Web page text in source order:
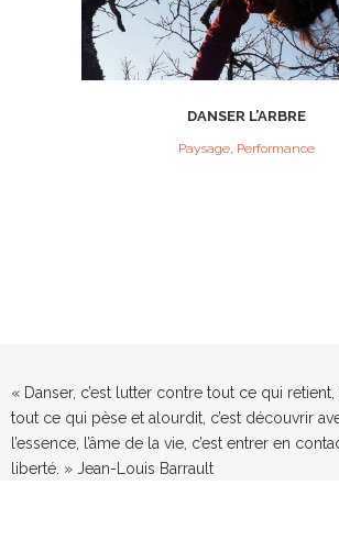
DANSER L’ARBRE
Paysage, Performance
« Danser, c’est lutter contre tout ce qui
tout ce qui pèse et alourdit, c’est découvrir
l’essence, l’âme de la vie, c’est entrer en
liberté. » Jean-Louis Barrault